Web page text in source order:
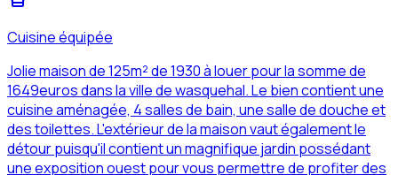
Cuisine équipée
Jolie maison de 125m² de 1930 à louer pour la somme de
1649euros dans la ville de wasquehal. Le bien contient une
cuisine aménagée, 4 salles de bain, une salle de douche et
des toilettes. L'extérieur de la maison vaut également le
détour puisqu'il contient un magnifique jardin possédant
une exposition ouest pour vous permettre de profiter des